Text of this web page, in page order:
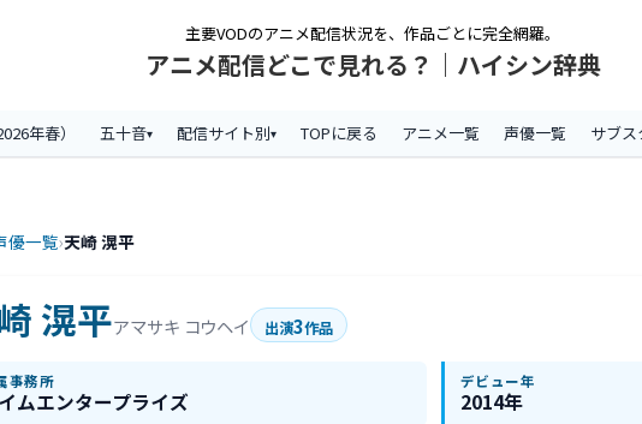
主要VODのアニメ配信状況を、作品ごとに完全網羅。
アニメ配信どこで見れる？｜ハイシン辞典
年春） 五十音 配信サイト別 TOPに戻る アニメ一覧 声優一覧 サブ
優一覧›天崎 滉平
滉平アマサキ コウヘイ 出演3作品
事務所
ムエンタープライズ
デビュー年
2014年